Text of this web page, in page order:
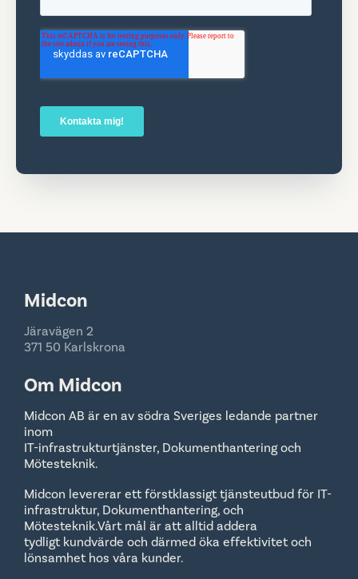
Midcon
Järavägen 2
371 50 Karlskrona
Om Midcon
Midcon AB är en av södra Sveriges ledande partner
inom
IT-infrastrukturtjänster, Dokumenthantering och
Mötesteknik.
Midcon levererar ett förstklassigt tjänsteutbud för IT-
infrastruktur, Dokumenthantering, och
Mötesteknik.Vårt mål är att alltid addera
tydligt kundvärde och därmed öka effektivitet och
lönsamhet hos våra kunder.